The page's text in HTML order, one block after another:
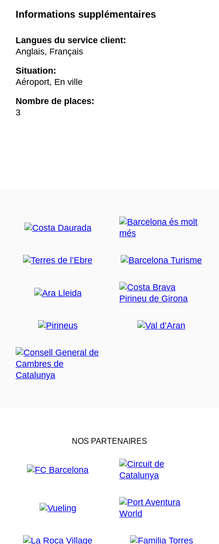
Informations supplémentaires
Langues du service client:
Anglais, Français
Situation:
Aéroport, En ville
Nombre de places:
3
NOS PARTENAIRES